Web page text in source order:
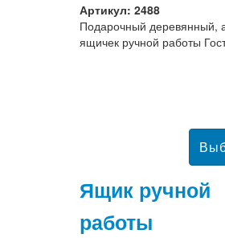
Артикул: 2488
Подарочный деревянный,
ящичек ручной работы
Ящик ручной
работы